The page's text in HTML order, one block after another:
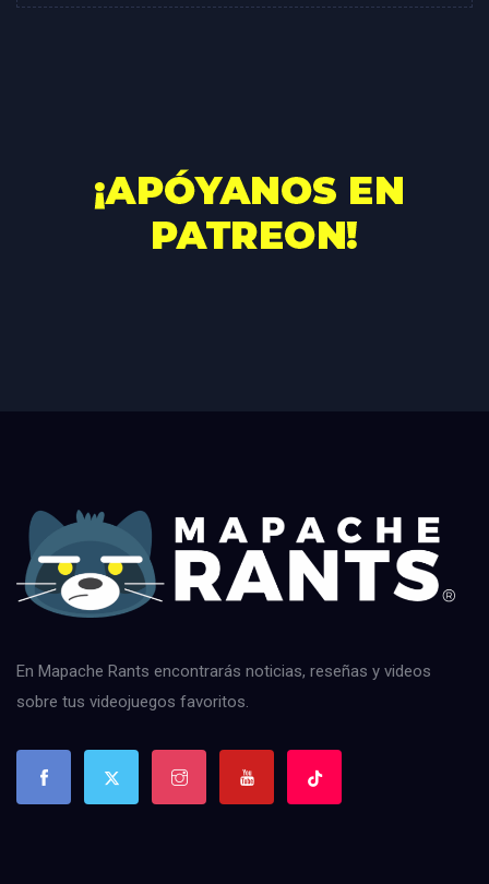
En Mapache Rants encontrarás noticias, reseñas y videos
sobre tus videojuegos favoritos.